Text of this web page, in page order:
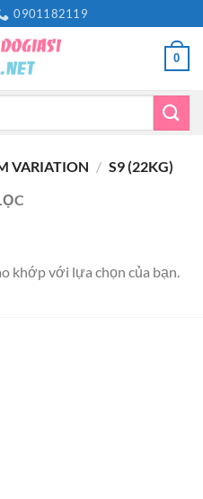
0901182119
0
VARIATION / S9 (22KG)
khớp với lựa chọn của bạn.